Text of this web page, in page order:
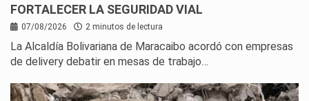
FORTALECER LA SEGURIDAD VIAL
07/08/2026 2 minutos de lectura
La Alcaldía Bolivariana de Maracaibo acordó con empresas
de delivery debatir en mesas de trabajo…